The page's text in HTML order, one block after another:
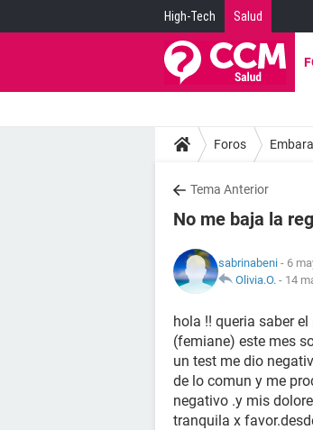
High-Tech Salud
Foros
Tema Anterior
No me baja la
sabrinabeni - 6
Olivia.O. - 14
hola !! queria saber
(femiane) este mes
un test me dio
de lo comun y me
negativo .y mis
tranquila x